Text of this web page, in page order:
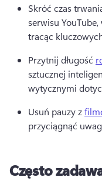
Skróć czas
serwisu
tracąc
Przytnij długość
sztucznej
wytycznymi
Usuń pauzy z
przyciągnąć
Często